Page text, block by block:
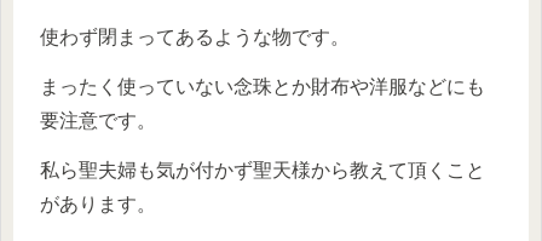
使わず閉まってあるような物です。
まったく使っていない念珠とか財布や洋服などにも
要注意です。
私ら聖夫婦も気が付かず聖天様から教えて頂くこと
があります。